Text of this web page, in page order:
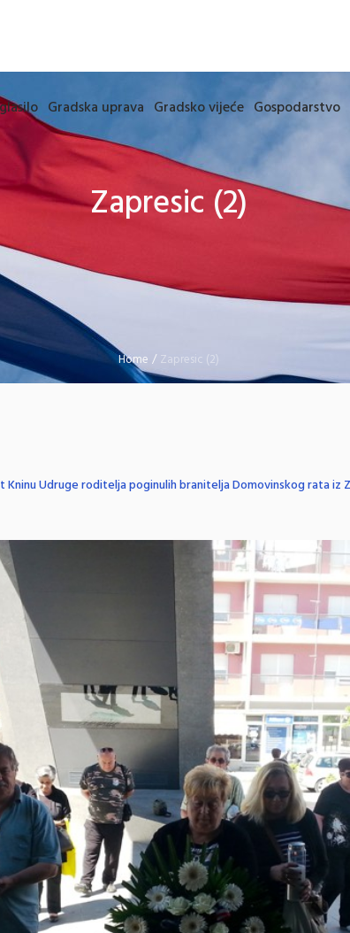
Gradska uprava Gradsko vijeće Gospodarstvo
Zapresic (2)
Home /Zapresic (2)
Kninu Udruge roditelja poginulih branitelja Domovinskog rata iz